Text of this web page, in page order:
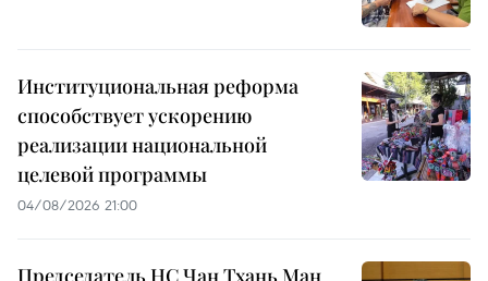
Институциональная реформа
способствует ускорению
реализации национальной
целевой программы
04/08/2026 21:00
Председатель НС Чан Тхань Ман